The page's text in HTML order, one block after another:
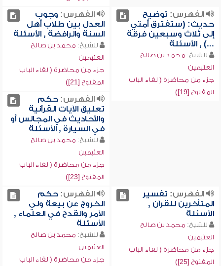
الفهرس: توضيح
حديث: (ستفترق أمتي
إلى ثلاث وسبعين فرقة
...) , الأسئلة
للشيخ: محمد بن صالح
العثيمين
جزء من محاضرة ( لقاء الباب
المفتوح [19])
الفهرس: وجوب
العدل بين طلاب أهل
السنة والرافضة , الأسئلة
للشيخ: محمد بن صالح
العثيمين
جزء من محاضرة ( لقاء الباب
المفتوح [21])
الفهرس:حكم
تعليق الآيات القرآنية
والأحاديث في المجالس أو
في السيارة , الأسئلة
للشيخ: محمد بن صالح
العثيمين
جزء من محاضرة ( لقاء الباب
المفتوح [23])
الفهرس: تفسير
المتأخرين للقرآن ,
الأسئلة
للشيخ: محمد بن صالح
العثيمين
جزء من محاضرة ( لقاء الباب
المفتوح [25])
الفهرس:حكم
الخروج عن بيعة ولي
الأمر والقدح في العلماء ,
الأسئلة
للشيخ: محمد بن صالح
العثيمين
جزء من محاضرة ( لقاء الباب